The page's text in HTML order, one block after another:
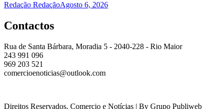
Redação RedaçãoAgosto 6, 2026
Contactos
Rua de Santa Bárbara, Moradia 5 - 2040-228 - Rio Maior
243 991 096
969 203 521
comercioenoticias@outlook.com
Direitos Reservados, Comercio e Notícias | By Grupo Publiweb